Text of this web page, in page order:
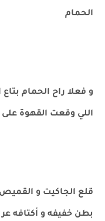
الحمام
و فعلا راح الحمام
اللي وقعت القهوة
قلع الجاكيت و
بطن خفيفه و أكتافه